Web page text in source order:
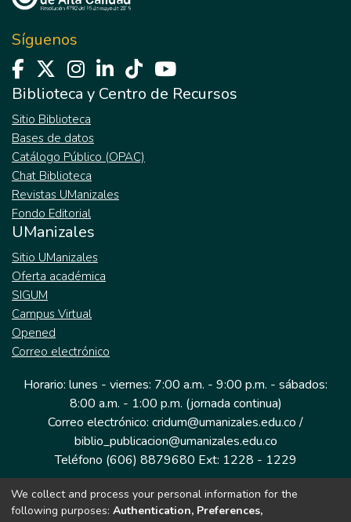
Síguenos
Biblioteca y Centro de Recursos
Sitio Biblioteca
Bases de datos
Catálogo Público (OPAC)
Chat Biblioteca
Revistas UManizales
Fondo Editorial
UManizales
Sitio UManizales
Oferta académica
SIGUM
Campus Virtual
Opened
Correo electrónico
Horario: lunes - viernes: 7:00 a.m. - 9:00 p.m. - sábados:
8:00 a.m. - 1:00 p.m. (jornada continua)
Correo electrónico: cridum@umanizales.edu.co /
biblio_publicacion@umanizales.edu.co
Teléfono (606) 8879680 Ext: 1228 - 1229
Dirección: Cra 9 a # 19-03 Edificio histórico, piso 1
Manizales, Caldas
We collect and process your personal information for the
following purposes: Authentication, Preferences,